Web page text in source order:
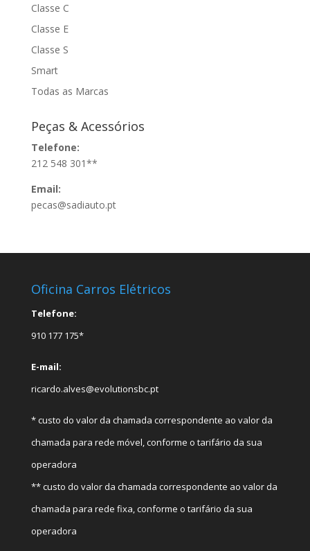
Classe C
Classe E
Classe S
Smart
Todas as Marcas
Peças & Acessórios
Telefone:
212 548 301**
Email:
pecas@sadiauto.pt
Oficina Carros Elétricos
Telefone:
910 177 175*
E-mail:
ricardo.alves@evolutionsbc.pt
* custo do valor da chamada correspondente ao valor da
chamada para rede móvel, conforme o tarifário da sua
operadora
** custo do valor da chamada correspondente ao valor da
chamada para rede fixa, conforme o tarifário da sua
operadora